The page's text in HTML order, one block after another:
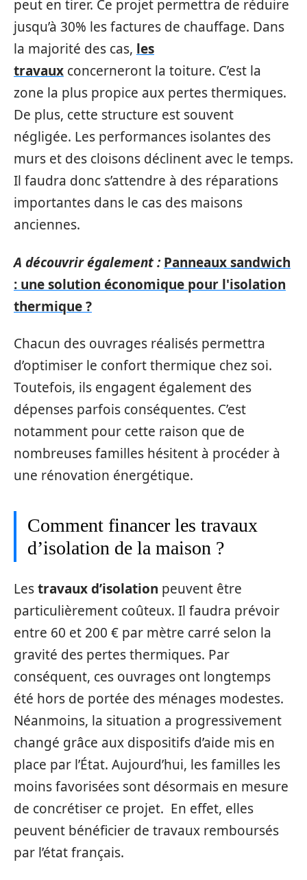
peut en tirer. Ce projet permettra de réduire
jusqu’à 30% les factures de chauffage. Dans
la majorité des cas, les
travaux concerneront la toiture. C’est la
zone la plus propice aux pertes thermiques.
De plus, cette structure est souvent
négligée. Les performances isolantes des
murs et des cloisons déclinent avec le temps.
Il faudra donc s’attendre à des réparations
importantes dans le cas des maisons
anciennes.
A découvrir également : Panneaux sandwich
: une solution économique pour l'isolation
thermique ?
Chacun des ouvrages réalisés permettra
d’optimiser le confort thermique chez soi.
Toutefois, ils engagent également des
dépenses parfois conséquentes. C’est
notamment pour cette raison que de
nombreuses familles hésitent à procéder à
une rénovation énergétique.
Comment financer les travaux
d’isolation de la maison ?
Lestravaux d’isolation peuvent être
particulièrement coûteux. Il faudra prévoir
entre 60 et 200 € par mètre carré selon la
gravité des pertes thermiques. Par
conséquent, ces ouvrages ont longtemps
été hors de portée des ménages modestes.
Néanmoins, la situation a progressivement
changé grâce aux dispositifs d’aide mis en
place par l’État. Aujourd’hui, les familles les
moins favorisées sont désormais en mesure
de concrétiser ce projet. En effet, elles
peuvent bénéficier de travaux remboursés
par l’état français.